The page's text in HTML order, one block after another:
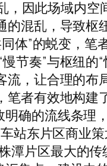
因此场域内
混乱，导致枢
体”的蜕变，
节奏”与枢纽的
，让合理的布
者有效地构建
确的流线条
站东片区商业
片区最大的